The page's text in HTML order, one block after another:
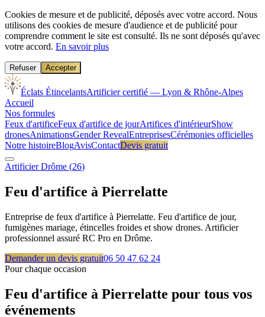
Cookies de mesure et de publicité, déposés avec votre accord. Nous
utilisons des cookies de mesure d'audience et de publicité pour
comprendre comment le site est consulté. Ils ne sont déposés qu'avec
votre accord. En savoir plus
Refuser Accepter
Éclats ÉtincelantsArtificier certifié — Lyon & Rhône-Alpes
Accueil
Nos formules
Feux d'artificeFeux d'artifice de jourArtifices d'intérieurShow
dronesAnimationsGender RevealEntreprisesCérémonies officielles
Notre histoireBlogAvisContactDevis gratuit
ArtificierDrôme (26)
Feu d'artifice à Pierrelatte
Entreprise de feux d'artifice à Pierrelatte. Feu d'artifice de jour,
fumigènes mariage, étincelles froides et show drones. Artificier
professionnel assuré RC Pro en Drôme.
Demander un devis gratuit06 50 47 62 24
Pour chaque occasion
Feu d'artifice à Pierrelatte pour tous vos
événements